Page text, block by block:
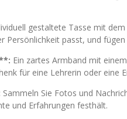
gestaltete Tasse mit
Persönlichkeit passt, und
Ein zartes Armband mit
für eine Lehrerin oder eine
Sammeln Sie Fotos und
und Erfahrungen festhält.